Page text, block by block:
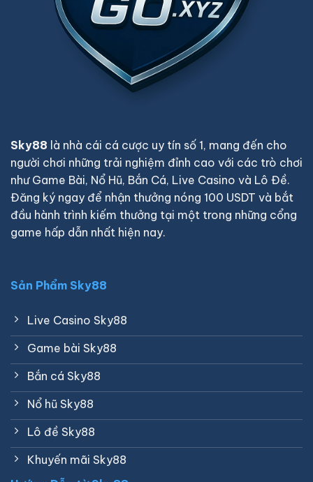
Sky88 là nhà cái cá cược uy tín số 1, mang đến cho
người chơi những trải nghiệm đỉnh cao với các trò chơi
như Game Bài, Nổ Hũ, Bắn Cá, Live Casino và Lô Đề.
Đăng ký ngay để nhận thưởng nóng 100 USDT và bắt
đầu hành trình kiếm thưởng tại một trong những cổng
game hấp dẫn nhất hiện nay.
Sản Phẩm Sky88
Live Casino Sky88
Game bài Sky88
Bắn cá Sky88
Nổ hũ Sky88
Lô đề Sky88
Khuyến mãi Sky88